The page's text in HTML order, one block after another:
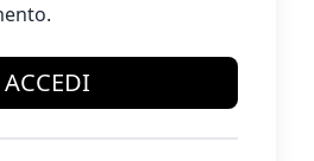
ACCEDI